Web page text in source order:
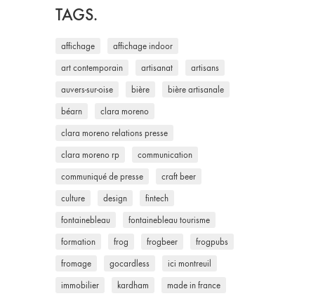
TAGS.
affichage affichage indoor
art contemporain artisanat artisans
auvers-sur-oise bière bière artisanale
béarn clara moreno
clara moreno relations presse
clara moreno rp communication
communiqué de presse craft beer
culture design fintech
fontainebleau fontainebleau tourisme
formation frog frogbeer frogpubs
fromage gocardless ici montreuil
immobilier kardham made in france